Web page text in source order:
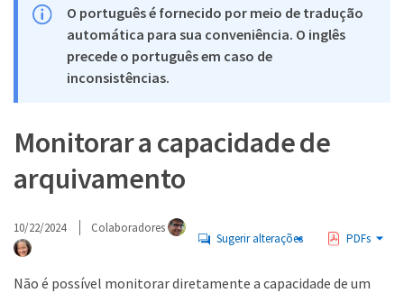
O português é fornecido por meio de tradução
automática para sua conveniência. O inglês
precede o português em caso de
inconsistências.
Monitorar a capacidade de
arquivamento
10/22/2024 Colaboradores
Sugerir alterações PDFs
Não é possível monitorar diretamente a capacidade de um